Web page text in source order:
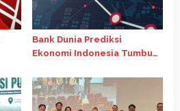
Bank Dunia Prediksi
Ekonomi Indonesia Tumbuh
Target APBN